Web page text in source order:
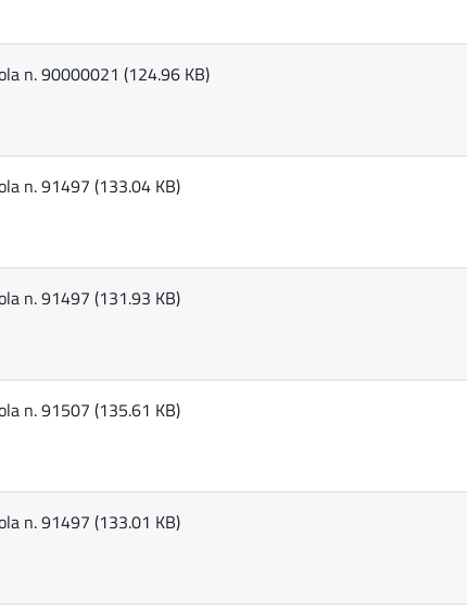
n. 90000021 (124.96 KB)
n. 91497 (133.04 KB)
n. 91497 (131.93 KB)
n. 91507 (135.61 KB)
n. 91497 (133.01 KB)